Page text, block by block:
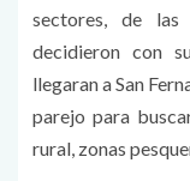
sectores, de
decidieron con
llegaran a San
parejo para
rural, zonas